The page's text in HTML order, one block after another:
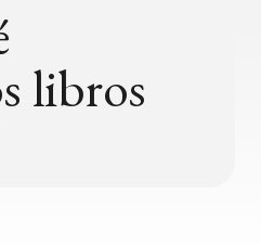
libros